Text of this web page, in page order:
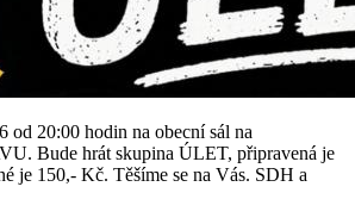
od 20:00 hodin na obecní sál na
Bude hrát skupina ÚLET, připravená je
je 150,- Kč. Těšíme se na Vás. SDH a